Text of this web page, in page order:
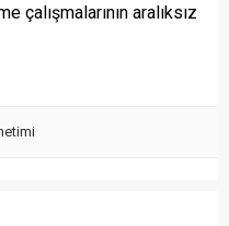
çalışmalarının aralıksız